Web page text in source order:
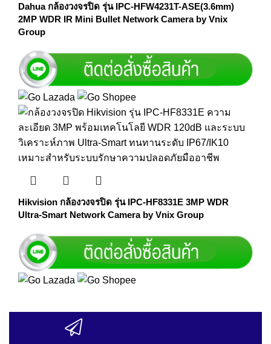
Dahua กล้องวงจรปิด รุ่น IPC-HFW4231T-ASE(3.6mm)
2MP WDR IR Mini Bullet Network Camera by Vnix
Group
Hikvision กล้องวงจรปิด รุ่น IPC-HF8331E 3MP WDR
Ultra-Smart Network Camera by Vnix Group